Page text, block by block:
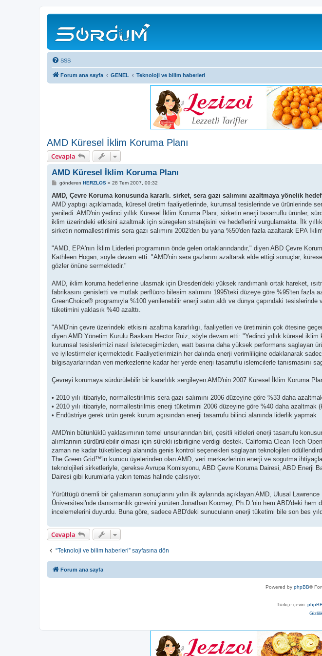
SSS
Forum ana sayfa GENEL Teknoloji ve bilim haberleri
AMD Küresel İklim Koruma Planı
Cevapla
AMD Küresel İklim Koruma Planı
M
s
j
gönderen HERZLOS» 28 Tem 2007, 00:32
AMD, Çevre Koruma konusunda kararlı. sirket, sera gazı salımını azaltmaya yönelik
AMD yaptıgı açıklamada, küresel üretim faaliyetlerinde, kurumsal tesislerinde ve ürünlerinde
yeniledi. AMD'nin yedinci yıllık Küresel İklim Koruma Planı, sirketin enerji tasarruflu ürünler,
iklim üzerindeki etkisini azaltmak için süregelen stratejisini ve hedeflerini vurgulamakta. İlk
sirketin normallestirilmis sera gazı salımını 2002'den bu yana %50'den fazla azaltarak EPA
"AMD, EPA'nın İklim Liderleri programının önde gelen ortaklarındandır," diyen ABD Çevre
Kathleen Hogan, söyle devam etti: "AMD'nin sera gazlarını azaltarak elde ettigi sonuçlar,
gözler önüne sermektedir."
AMD, iklim koruma hedeflerine ulasmak için Dresden'deki yüksek randımanlı ortak hareket,
fabrikasını genisletti ve mutlak perflüoro bilesim salımını 1995'teki düzeye göre %95'ten fazla
GreenChoice® programıyla %100 yenilenebilir enerji satın aldı ve dünya çapındaki
tüketimini yaklasık %40 azalttı.
"AMD'nin çevre üzerindeki etkisini azaltma kararlılıgı, faaliyetleri ve üretiminin çok ötesine
diyen AMD Yönetim Kurulu Baskanı Hector Ruiz, söyle devam etti: "Yedinci yıllık küresel
kurumsal tesislerimizi nasıl isletecegimizden, watt basına daha yüksek performans saglayan
ve iyilestirmeler içermektedir. Faaliyetlerimizin her dalında enerji verimliligine odaklanarak
bilgisayarlarından veri merkezlerine kadar her yerde enerji tasarruflu islemcilerle tanısmasını
Çevreyi korumaya sürdürülebilir bir kararlılık sergileyen AMD'nin 2007 Küresel İklim Koruma
• 2010 yılı itibariyle, normallestirilmis sera gazı salımını 2006 düzeyine göre %33 daha
• 2010 yılı itibariyle, normallestirilmis enerji tüketimini 2006 düzeyine göre %40 daha
• Endüstriye gerek ürün gerek kurum açısından enerji tasarrufu bilinci alanında liderlik yapmak
AMD'nin bütünlüklü yaklasımının temel unsurlarından biri, çesitli kitleleri enerji tasarrufu
alımlarının sürdürülebilir olması için sürekli isbirligine verdigi destek. California Clean Tech
zaman ne kadar tüketilecegi alanında genis kontrol seçenekleri saglayan teknolojileri
The Green Grid™'in kurucu üyelerinden olan AMD, veri merkezlerinin enerji ve sogutma
teknolojileri sirketleriyle, gerekse Avrupa Komisyonu, ABD Çevre Koruma Dairesi, ABD Enerji
Dairesi gibi kurumlarla yakın temas halinde çalısıyor.
Yürüttügü önemli bir çalısmanın sonuçlarını yılın ilk aylarında açıklayan AMD, Ulusal
Üniversitesi'nde danısmanlık görevini yürüten Jonathan Koomey, Ph.D.'nin hem ABD'deki
incelemelerini duyurdu. Buna göre, sadece ABD'deki sunucuların enerji tüketimi bile son bes
Cevapla
“Teknoloji ve bilim haberleri” sayfasına dön
Forum ana sayfa
Powered by phpBB®
Türkçe çeviri: